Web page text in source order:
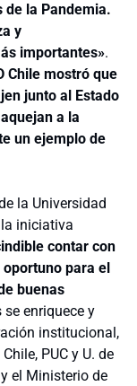
de la Pandemia.
y
importantes».
Chile mostró que
junto al Estado
a la
un ejemplo de
la Universidad
iniciativa
contar con
para el
buenas
enriquece y
institucional,
PUC y U. de
el Ministerio de